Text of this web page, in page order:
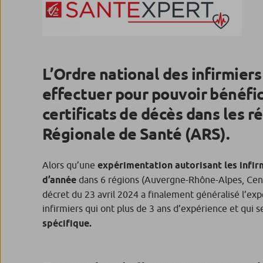
L’Ordre national des
effectuer pour pouvoir
certificats de décès dans les
Régionale de Santé (ARS).
Alors qu’une expérimentation autorisant les
d’année dans 6 régions (Auvergne-Rhône-Alpes,
décret du 23 avril 2024 a finalement généralisé
infirmiers qui ont plus de 3 ans d’expérience et qui
spécifique.